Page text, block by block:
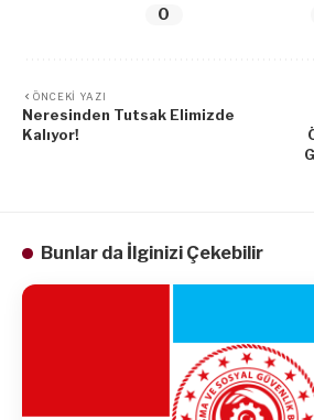
0
ÖNCEKI YAZI
Neresinden Tutsak Elimizde
Kalıyor!
Bunlar da İlginizi Çekebilir